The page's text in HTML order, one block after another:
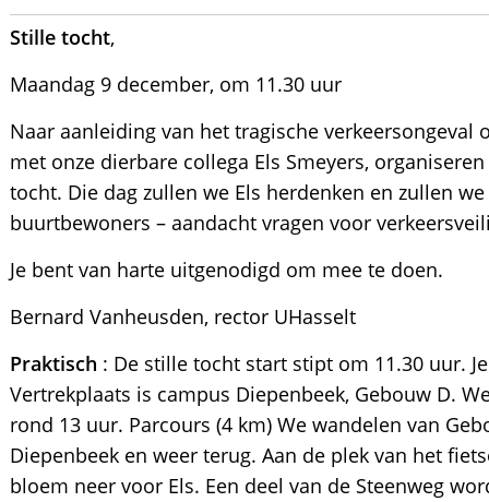
Stille tocht,
Maandag 9 december, om 11.30 uur
Naar aanleiding van het tragische verkeersongeval
met onze dierbare collega Els Smeyers,
tocht. Die dag zullen we Els herdenken en zullen
buurtbewoners – aandacht vragen voor
Je bent van harte uitgenodigd om mee te doen.
Bernard Vanheusden, rector UHasselt
Praktisch : De stille tocht start stipt om 11.30 uur.
Vertrekplaats is campus Diepenbeek, Gebouw D.
rond 13 uur. Parcours (4 km) We wandelen van
Diepenbeek en weer terug. Aan de plek van het
bloem neer voor Els. Een deel van de Steenweg